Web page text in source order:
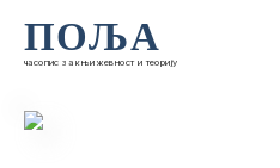
ПОЉА
часопис за књижевност и теорију